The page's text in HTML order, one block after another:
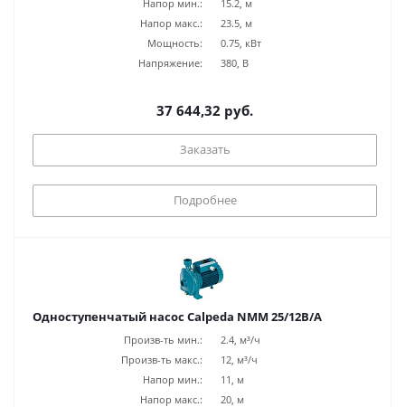
Напор мин.:
15.2, м
Напор макс.:
23.5, м
Мощность:
0.75, кВт
Напряжение:
380, В
37 644,32 руб.
Заказать
Подробнее
Одноступенчатый насос Calpeda NMM 25/12B/A
Произв-ть мин.:
2.4, м³/ч
Произв-ть макс.:
12, м³/ч
Напор мин.:
11, м
Напор макс.:
20, м